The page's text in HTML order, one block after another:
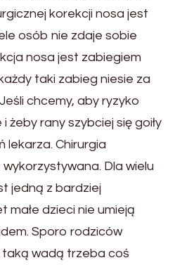
korekcji nosa jest
osób nie zdaje sobie
nosa jest zabiegiem
taki zabieg niesie za
chcemy, aby ryzyko
i żeby rany szybciej się goiły
lekarza. Chirurgia
Dla wielu
jedną z bardziej
małe dzieci nie umieją
Sporo rodziców
taką wadą trzeba coś